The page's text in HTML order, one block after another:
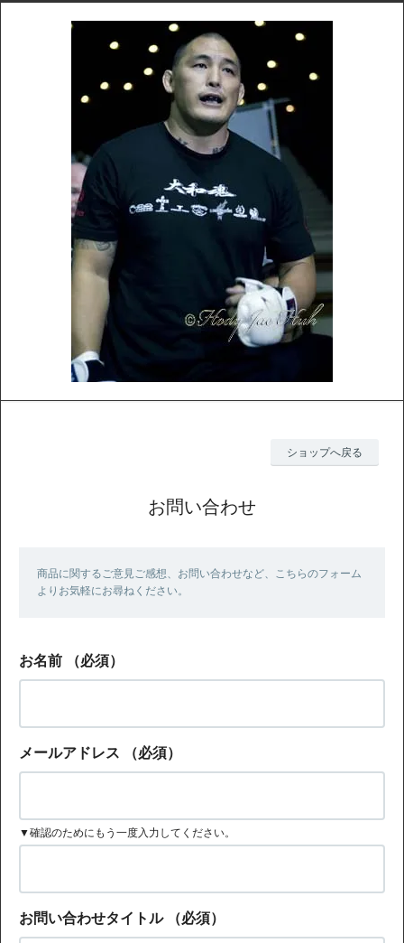
ショップへ戻る
お問い合わせ
商品に関するご意見ご感想、お問い合わせなど、こちらのフォーム
よりお気軽にお尋ねください。
お名前 （必須）
メールアドレス （必須）
▼確認のためにもう一度入力してください。
お問い合わせタイトル （必須）